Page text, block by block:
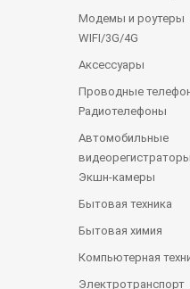
Модемы и роутеры
WIFI/3G/4G
Аксессуары
Проводные
Радиотелефоны
Автомобильные
Экшн-камеры
Бытовая техника
Бытовая химия
Компьютерная
Электротранспорт